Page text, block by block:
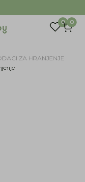
0 0
ZA HRANJENJE
Budite prvi
proizvode i